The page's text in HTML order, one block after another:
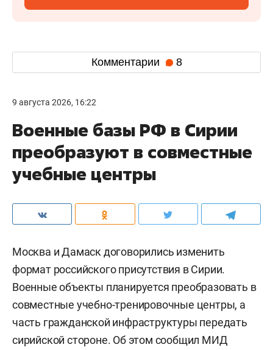
Комментарии 8
9 августа 2026, 16:22
Военные базы РФ в Сирии
преобразуют в совместные
учебные центры
Москва и Дамаск договорились изменить
формат российского присутствия в Сирии.
Военные объекты планируется преобразовать в
совместные учебно-тренировочные центры, а
часть гражданской инфраструктуры передать
сирийской стороне. Об этом сообщил МИД